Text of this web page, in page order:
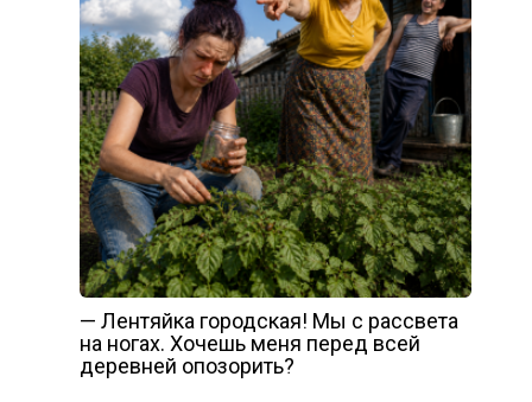
— Лентяйка городская! Мы с рассвета
на ногах. Хочешь меня перед всей
деревней опозорить?